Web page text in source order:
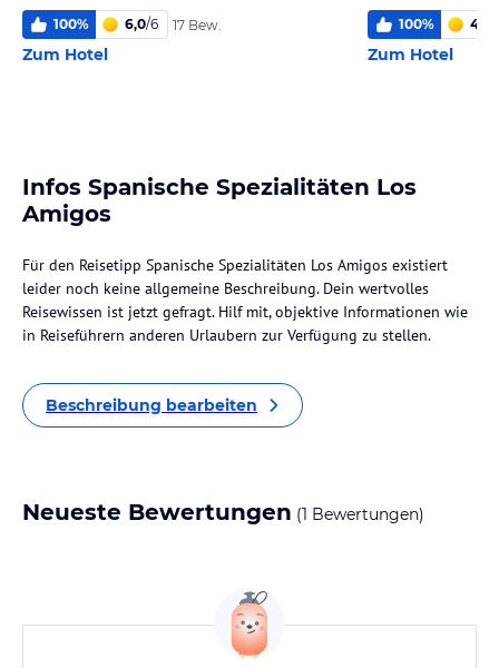
100% 6,0/6 17 Bew.
Zum Hotel
100% 4,1
Zum Hotel
Infos Spanische Spezialitäten Los
Amigos
Für den Reisetipp Spanische Spezialitäten Los Amigos existiert
leider noch keine allgemeine Beschreibung. Dein wertvolles
Reisewissen ist jetzt gefragt. Hilf mit, objektive Informationen wie
in Reiseführern anderen Urlaubern zur Verfügung zu stellen.
Beschreibung bearbeiten
Neueste Bewertungen (1 Bewertungen)